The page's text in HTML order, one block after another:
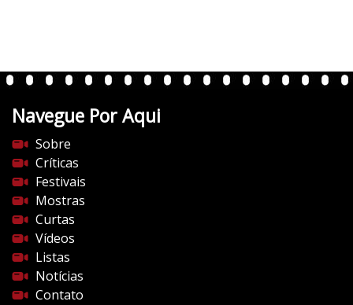
n
e
s
d
o
c
i
n
e
m
a
Navegue Por Aqui
Sobre
Críticas
Festivais
Mostras
Curtas
Vídeos
Listas
Notícias
Contato